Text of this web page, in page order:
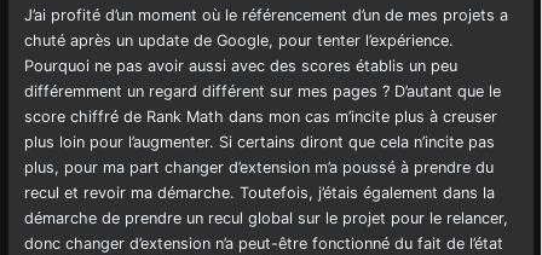
J’ai profité d’un moment où le référencement d’un de mes projets a
chuté après un update de Google, pour tenter l’expérience.
Pourquoi ne pas avoir aussi avec des scores établis un peu
différemment un regard différent sur mes pages ? D’autant que le
score chiffré de Rank Math dans mon cas m’incite plus à creuser
plus loin pour l’augmenter. Si certains diront que cela n’incite pas
plus, pour ma part changer d’extension m’a poussé à prendre du
recul et revoir ma démarche. Toutefois, j’étais également dans la
démarche de prendre un recul global sur le projet pour le relancer,
donc changer d’extension n’a peut-être fonctionné du fait de l’état